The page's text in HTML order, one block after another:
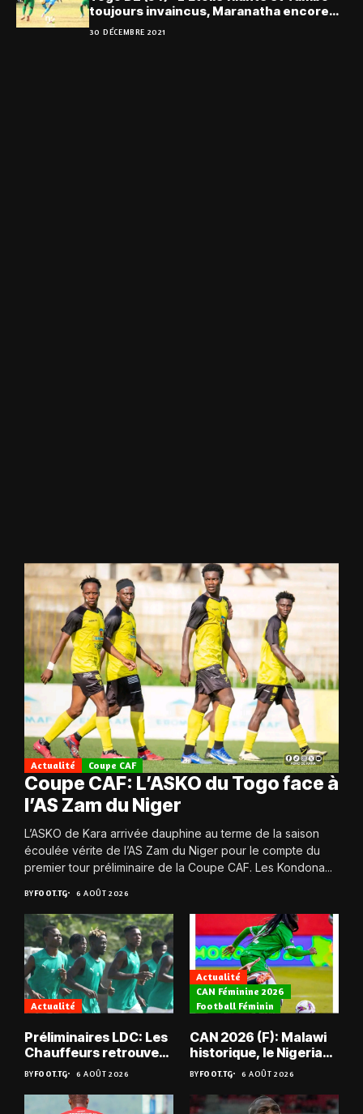
toujours invaincus, Maranatha encore
battu ; tous les résultats
30 DÉCEMBRE 2021
Actualité Coupe CAF
Coupe CAF: L’ASKO du Togo face à
l’AS Zam du Niger
L’ASKO de Kara arrivée dauphine au terme de la saison
écoulée vérite de l’AS Zam du Niger pour le compte du
premier tour préliminaire de la Coupe CAF. Les Kondona...
BYFOOT.TG 6 AOÛT 2026
Actualité
Préliminaires LDC: Les
Chauffeurs retrouvent
les Mimos
BYFOOT.TG 6 AOÛT 2026
Actualité
CAN Féminine 2026
Football Féminin
CAN 2026 (F): Malawi
historique, le Nigeria
sauvé, la Zambie
éliminée
BYFOOT.TG 6 AOÛT 2026